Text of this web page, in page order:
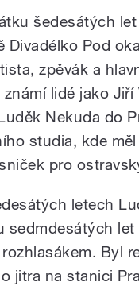
šedesátých
Divadélko Pod
zpěvák a
známí lidé jako
Nekuda do
studia, kde
pro
letech
sedmdesátých
Byl
jitra na stanici